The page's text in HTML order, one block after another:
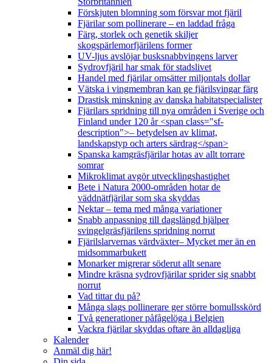
Förskjuten blomning som försvar mot fjäril
Fjärilar som pollinerare – en laddad fråga
Färg, storlek och genetik skiljer
skogspärlemorfjärilens former
UV-ljus avslöjar busksnabbvingens larver
Sydrovfjäril har smak för stadslivet
Handel med fjärilar omsätter miljontals dollar
Vätska i vingmembran kan ge fjärilsvingar färg
Drastisk minskning av danska habitatspecialister
Fjärilars spridning till nya områden i Sverige och
Finland under 120 år <span class="sf-
description">– betydelsen av klimat,
landskapstyp och arters särdrag</span>
Spanska kamgräsfjärilar hotas av allt torrare
somrar
Mikroklimat avgör utvecklingshastighet
Bete i Natura 2000-områden hotar de
väddnätfjärilar som ska skyddas
Nektar – tema med många variationer
Snabb anpassning till dagslängd hjälper
svingelgräsfjärilens spridning norrut
Fjärilslarvernas värdväxter– Mycket mer än en
midsommarbukett
Monarker migrerar söderut allt senare
Mindre kräsna sydrovfjärilar sprider sig snabbt
norrut
Vad tittar du på?
Många slags pollinerare ger större bomullsskörd
Två generationer påfågelöga i Belgien
Vackra fjärilar skyddas oftare än alldagliga
Kalender
Anmäl dig här!